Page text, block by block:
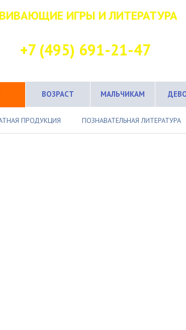
ИГРЫ И ЛИТЕРАТУРА
+7 (495) 691-21-47
ВОЗРАСТ МАЛЬЧИКАМ
ПРОДУКЦИЯ ПОЗНАВАТЕЛЬНАЯ ЛИТЕРАТУРА